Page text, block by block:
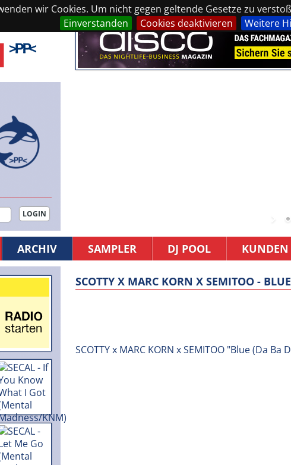
wir Cookies. Um nicht gegen geltende Gesetze zu
Einverstanden
Cookies deaktivieren Weitere
ARCHIV SAMPLER DJ POOL KUNDEN
SCOTTY X MARC KORN X SEMITOO -
SCOTTY x MARC KORN x SEMITOO "Blue (Da Ba